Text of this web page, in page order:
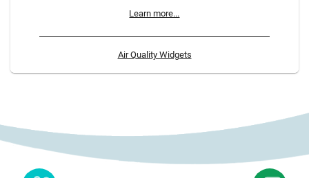
Learn more...
Air Quality Widgets